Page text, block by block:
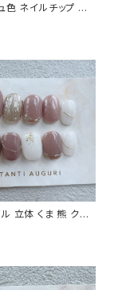
ネイルチップ ショ
ト クマたん くまち
キャラネイル ケアベ
立体 くま 熊 クマ
ベリーショート 大
ル 動物 くまたん